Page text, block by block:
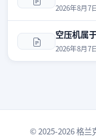
2026年8月7
空压机属
2026年8月7
© 2025-2026 格兰